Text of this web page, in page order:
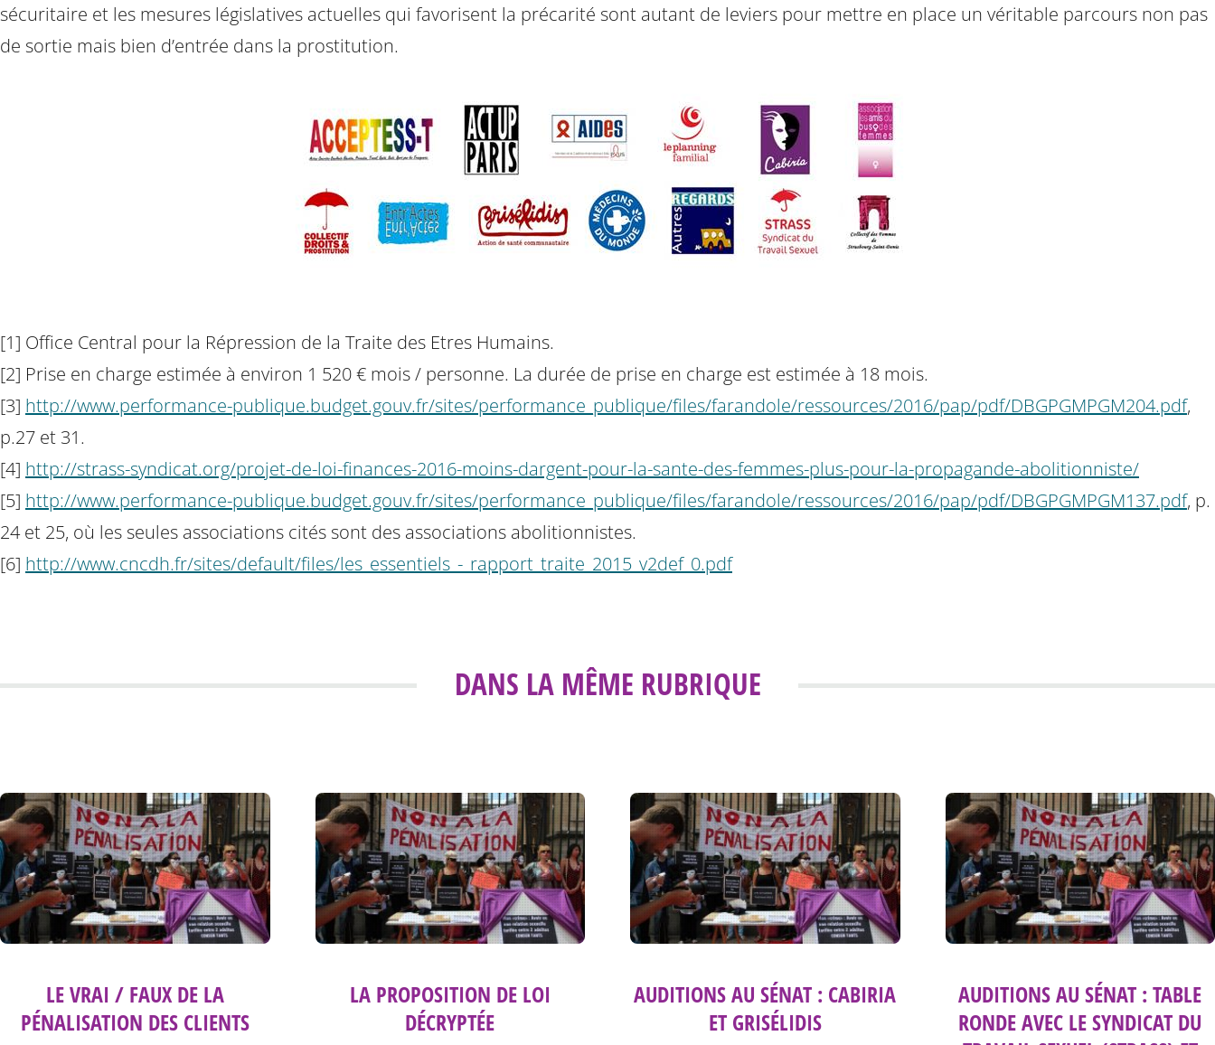
sécuritaire et les mesures législatives actuelles qui favorisent la précarité sont autant de leviers pour mettre en place un véritable parcours non pas
de sortie mais bien d’entrée dans la prostitution.
[1] Office Central pour la Répression de la Traite des Etres Humains.
[2] Prise en charge estimée à environ 1 520 € mois / personne. La durée de prise en charge est estimée à 18 mois.
[3] http://www.performance-publique.budget.gouv.fr/sites/performance_publique/files/farandole/ressources/2016/pap/pdf/DBGPGMPGM204.pdf,
p.27 et 31.
[4] http://strass-syndicat.org/projet-de-loi-finances-2016-moins-dargent-pour-la-sante-des-femmes-plus-pour-la-propagande-abolitionniste/
[5] http://www.performance-publique.budget.gouv.fr/sites/performance_publique/files/farandole/ressources/2016/pap/pdf/DBGPGMPGM137.pdf, p.
24 et 25, où les seules associations cités sont des associations abolitionnistes.
[6] http://www.cncdh.fr/sites/default/files/les_essentiels_-_rapport_traite_2015_v2def_0.pdf
DANS LA MÊME RUBRIQUE
LE VRAI / FAUX DE LA
PÉNALISATION DES CLIENTS
LA PROPOSITION DE LOI
DÉCRYPTÉE
AUDITIONS AU SÉNAT : CABIRIA
ET GRISÉLIDIS
AUDITIONS AU SÉNAT : TABLE
RONDE AVEC LE SYNDICAT DU